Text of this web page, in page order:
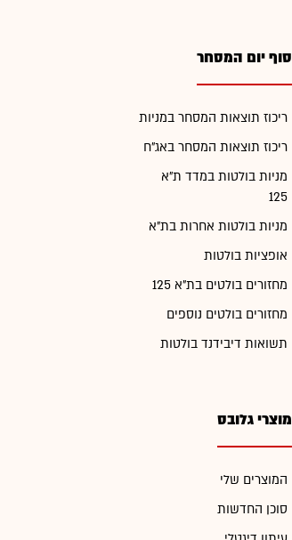
סוף יום המסחר
ריכוז תוצאות המסחר במניות
ריכוז תוצאות המסחר באג"ח
מניות בולטות במדד ת"א
125
מניות בולטות אחרות בת"א
אופציות בולטות
מחזורים בולטים בת"א 125
מחזורים בולטים נוספים
תשואות דיבידנד בולטות
מוצרי גלובס
המוצרים שלי
סוכן החדשות